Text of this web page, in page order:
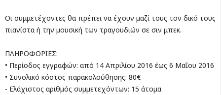
Οι συμμετέχοντες θα πρέπει να έχουν μαζί τους τον δικό τους
πιανίστα ή την μουσική των τραγουδιών σε σιν μπεκ.
ΠΛΗΡΟΦΟΡΙΕΣ:
• Περίοδος εγγραφών: από 14 Απριλίου 2016 έως 6 Μαΐου 2016
• Συνολικό κόστος παρακολούθησης: 80€
- Ελάχιστος αριθμός συμμετεχόντων: 15 άτομα